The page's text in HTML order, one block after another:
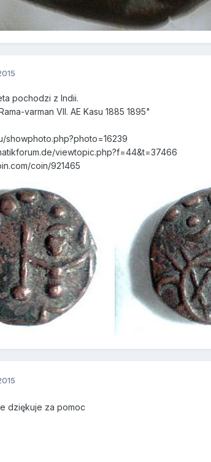
pochodzi z Indii.
varman VII. AE Kasu 1885 1895"
showphoto.php?photo=16239
viewtopic.php?f=44&t=37466
coin/921465
dziękuje za pomoc